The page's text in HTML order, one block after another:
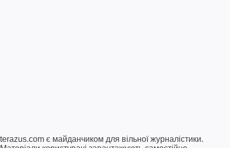
terazus.com є майданчиком для вільної журналістики.